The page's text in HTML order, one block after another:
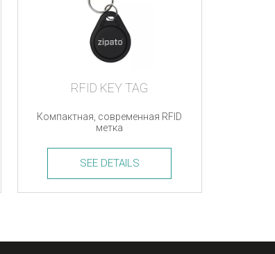
RFID KEY TAG
Компактная, современная RFID
метка
RFID
SEE DETAILS